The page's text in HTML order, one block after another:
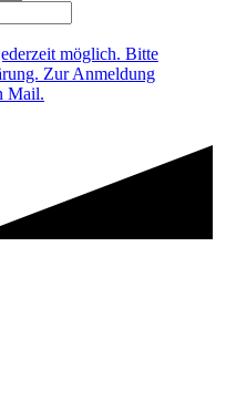
möglich. Bitte
Zur Anmeldung
Mail.